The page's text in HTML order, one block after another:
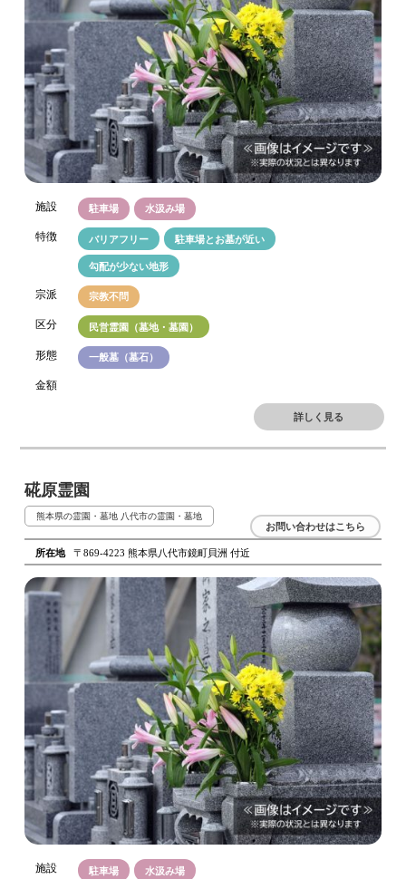
施設 駐車場 水汲み場
特徴 バリアフリー 駐車場とお墓が近い
勾配が少ない地形
宗派 宗教不問
区分 民営霊園（墓地・墓園）
形態 一般墓（墓石）
金額
詳しく見る
硴原霊園
熊本県の霊園・墓地 八代市の霊園・墓地
所在地 〒869-4223 熊本県八代市鏡町貝洲 付近
お問い合わせはこちら
施設 駐車場 水汲み場